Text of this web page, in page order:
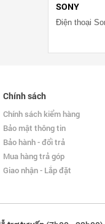
SONY
Điện thoại
Chính sách
Chính sách kiểm hàng
Bảo mật thông tin
Bảo hành - đổi trả
Mua hàng trả góp
Giao nhận - Lắp đặt